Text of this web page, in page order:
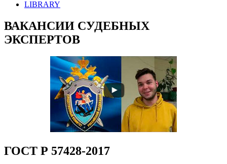
LIBRARY
ВАКАНСИИ СУДЕБНЫХ
ЭКСПЕРТОВ
ГОСТ Р 57428-2017